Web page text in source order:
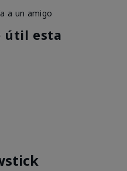
a un amigo
útil esta